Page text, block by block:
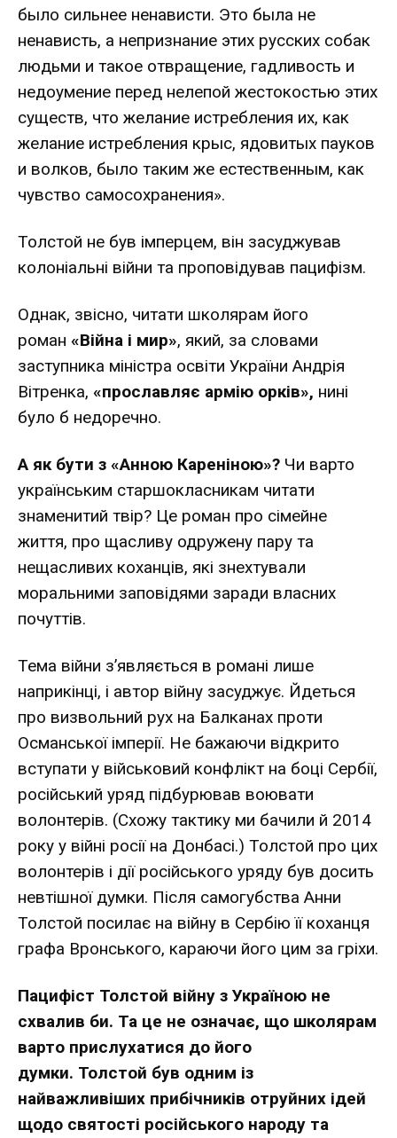
было сильнее ненависти. Это была не
ненависть, а непризнание этих русских собак
людьми и такое отвращение, гадливость и
недоумение перед нелепой жестокостью этих
существ, что желание истребления их, как
желание истребления крыс, ядовитых пауков
и волков, было таким же естественным, как
чувство самосохранения».
Толстой не був імперцем, він засуджував
колоніальні війни та проповідував пацифізм.
Однак, звісно, читати школярам його
роман «Війна і мир», який, за словами
заступника міністра освіти України Андрія
Вітренка, «прославляє армію орків», нині
було б недоречно.
А як бути з «Анною Кареніною»? Чи варто
українським старшокласникам читати
знаменитий твір? Це роман про сімейне
життя, про щасливу одружену пару та
нещасливих коханців, які знехтували
моральними заповідями заради власних
почуттів.
Тема війни з’являється в романі лише
наприкінці, і автор війну засуджує. Йдеться
про визвольний рух на Балканах проти
Османської імперії. Не бажаючи відкрито
вступати у військовий конфлікт на боці Сербії,
російський уряд підбурював воювати
волонтерів. (Схожу тактику ми бачили й 2014
року у війні росії на Донбасі.) Толстой про цих
волонтерів і дії російського уряду був досить
невтішної думки. Після самогубства Анни
Толстой посилає на війну в Сербію її коханця
графа Вронського, караючи його цим за гріхи.
Пацифіст Толстой війну з Україною не
схвалив би. Та це не означає, що школярам
варто прислухатися до його
думки. Толстой був одним із
найважливіших прибічників отруйних ідей
щодо святості російського народу та